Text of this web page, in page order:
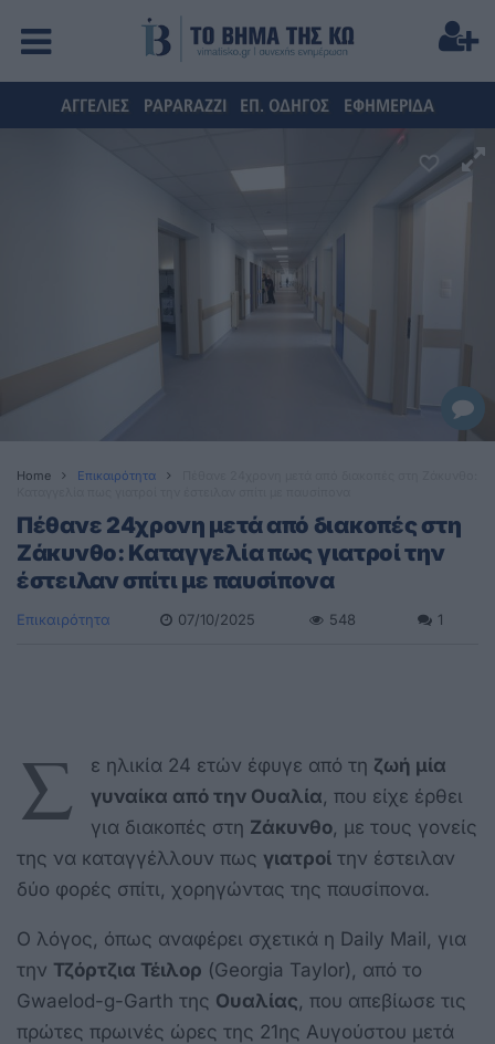
ΑΓΓΕΛΙΕΣ PAPARAZZI ΕΠ. ΟΔΗΓΟΣ ΕΦΗΜΕΡΙΔΑ
Home Επικαιρότητα
Πέθανε 24χρονη μετά από διακοπές στη
Ζάκυνθο: Καταγγελία πως γιατροί την
έστειλαν σπίτι με παυσίπονα
Επικαιρότητα 07/10/2025 548 1
Σ ε ηλικία 24 ετών έφυγε από τη ζωή μία
γυναίκα από την Ουαλία , που είχε έρθει
για διακοπές στη Ζάκυνθο , με τους γονείς
της να καταγγέλλουν πως γιατροί την έστειλαν
δύο φορές σπίτι, χορηγώντας της παυσίπονα.
Ο λόγος, όπως αναφέρει σχετικά η Daily Mail, για
την Τζόρτζια Τέιλορ (Georgia Taylor), από το
Gwaelod-g-Garth της Ουαλίας , που απεβίωσε τις
πρώτες πρωινές ώρες της 21ης Αυγούστου μετά